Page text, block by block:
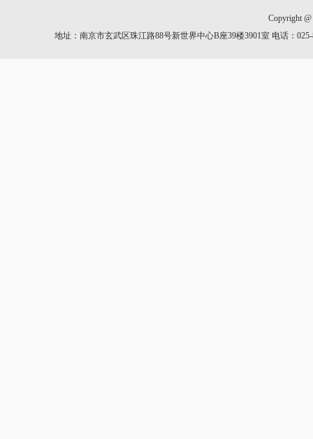
Copyright
地址：南京市玄武区珠江路88号新世界中心B座39楼3901室 电话：